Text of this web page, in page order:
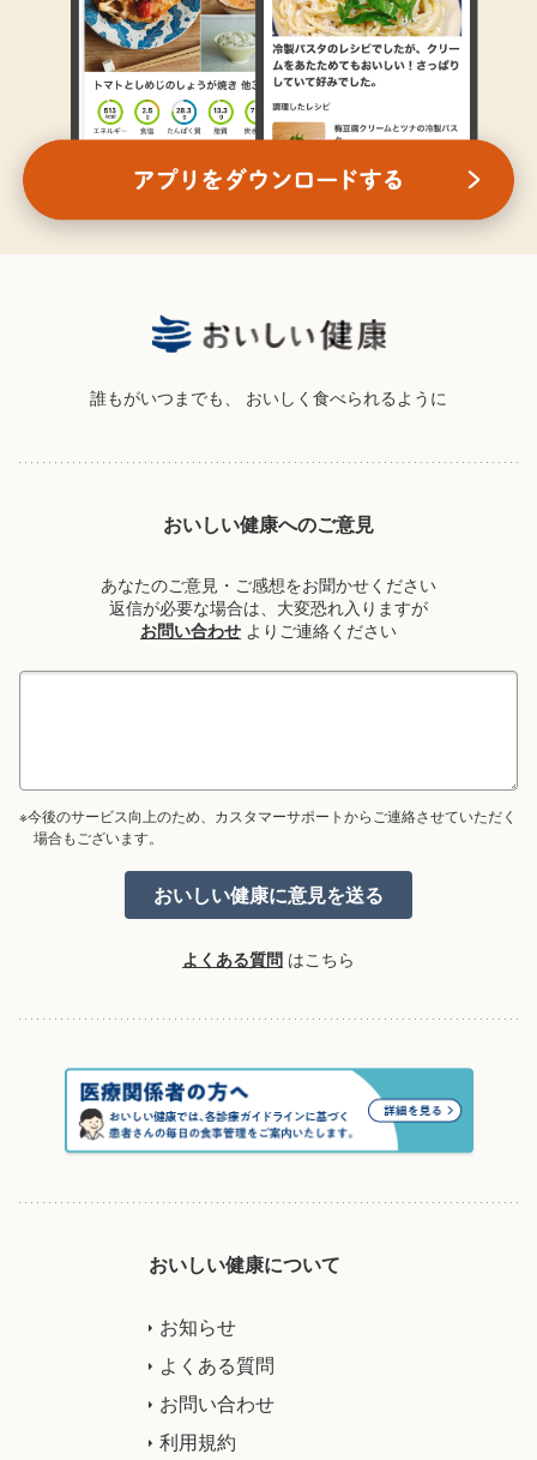
誰もがいつまでも、 おいしく食べられるように
おいしい健康へのご意見
あなたのご意見・ご感想をお聞かせください
返信が必要な場合は、大変恐れ入りますが
お問い合わせ よりご連絡ください
※今後のサービス向上のため、カスタマーサポートからご連絡させていただく
場合もございます。
よくある質問 はこちら
おいしい健康について
お知らせ
よくある質問
お問い合わせ
利用規約